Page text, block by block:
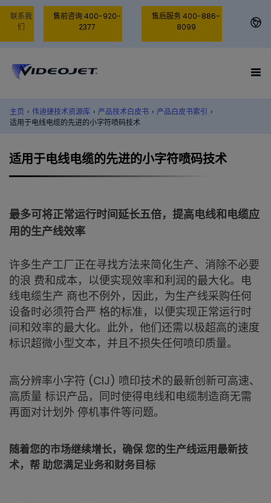
联系我
们
售前咨询 400-920-
2377
售后服务 400-886-
8099
主页 › 伟迪捷技术资源库 › 产品技术白皮书 › 产品白皮书索引
›
适用于电线电缆的先进的小字符喷码技术
适用于电线电缆的先进的小字符喷码技术
最多可将正常运行时间延长五倍，提高电线和电缆应
用的生产线效率
许多生产工厂正在寻找方法来简化生产、消除不必要
的浪 费和成本，以便实现效率和利润的最大化。电
线电缆生产 商也不例外，因此，为生产线采购任何
设备时必须符合严 格的标准，以便实现正常运行时
间和效率的最大化。此外，他们还需以极超高的速度
标识超微小型文本，并且不损失任何喷印质量。
高分辨率小字符 (CIJ) 喷印技术的最新创新可高速、
高质量 标识产品，同时使得电线和电缆制造商无需
再面对计划外 停机事件等问题。
随着您的市场继续增长，确保 您的生产线运用最新技
术，帮 助您满足业务和财务目标